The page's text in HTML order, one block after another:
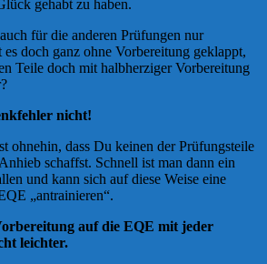
gehabt zu haben.
für die anderen Prüfungen nur
doch ganz ohne Vorbereitung geklappt,
Teile doch mit halbherziger Vorbereitung
nicht!
ohnehin, dass Du keinen der Prüfungsteile
schaffst. Schnell ist man dann ein
und kann sich auf diese Weise eine
„antrainieren“.
auf die EQE mit jeder
leichter.